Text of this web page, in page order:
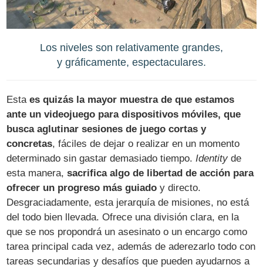
Los niveles son relativamente grandes,
y gráficamente, espectaculares.
Estaes quizás la mayor muestra de que estamos
ante un videojuego para dispositivos móviles, que
busca aglutinar sesiones de juego cortas y
concretas, fáciles de dejar o realizar en un momento
determinado sin gastar demasiado tiempo.Identity de
esta manera,sacrifica algo de libertad de acción para
ofrecer un progreso más guiado y directo.
Desgraciadamente, esta jerarquía de misiones, no está
del todo bien llevada. Ofrece una división clara, en la
que se nos propondrá un asesinato o un encargo como
tarea principal cada vez, además de aderezarlo todo con
tareas secundarias y desafíos que pueden ayudarnos a